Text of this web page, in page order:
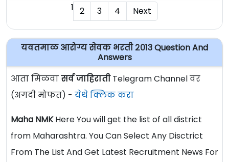
1 2 3 4 Next
यवतमाळ आरोग्य सेवक भरती २०१३ Question And
Answers
आता मिळवासर्व जाहिरातीTelegram Channel वर
(अगदी मोफत) - येथे क्लिक करा
Maha NMKHere You will get the list of all district
from Maharashtra. You Can Select Any Disctrict
From The List And Get Latest Recruitment News For